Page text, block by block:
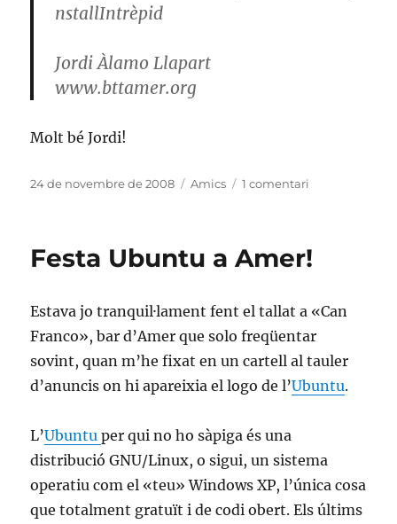
nstallIntrèpid
Jordi Àlamo Llapart
www.bttamer.org
Molt bé Jordi!
Publicat
24 de novembre de 2008 Categories
Amics 1 comentari
Amer
Festa Ubuntu a Amer!
Estava jo tranquil·lament fent el tallat a «Can
Franco», bar d’Amer que solo freqüentar
sovint, quan m’he fixat en un cartell al tauler
d’anuncis on hi apareixia el logo de l’Ubuntu.
L’Ubuntuper qui no ho sàpiga és una
distribució GNU/Linux, o sigui, un sistema
operatiu com el «teu» Windows XP, l’única cosa
que totalment gratuït i de codi obert. Els últims